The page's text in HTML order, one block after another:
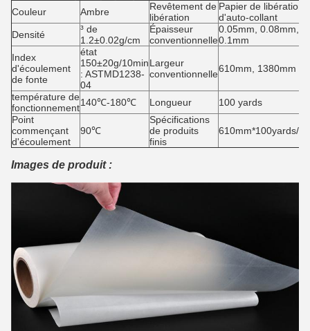
Couleur Ambre
Revêtement de
libération
Papier de libération
d'auto-collant
Densité
³ de
1.2±0.02g/cm
Épaisseur
conventionnelle
0.05mm, 0.08mm,
0.1mm
Index
d'écoulement
de fonte
état
150±20g/10min
: ASTMD1238-
04
Largeur
conventionnelle610mm, 1380mm
température de
fonctionnement140℃-180℃ Longueur
100 yards
Point
commençant
d'écoulement
90℃
Spécifications
de produits
finis
610mm*100yards/
Images de produit :